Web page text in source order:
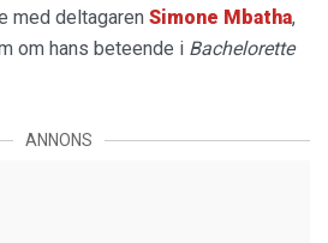
med deltagaren Simone Mbatha,
om hans beteende i Bachelorette
ANNONS